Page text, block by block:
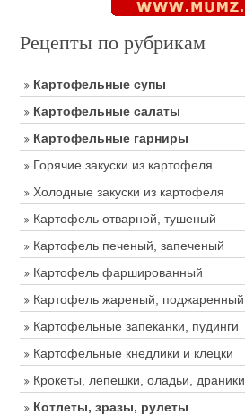
Рецепты по рубрикам
Картофельные супы
Картофельные салаты
Картофельные гарниры
Горячие закуски из картофеля
Холодные закуски из картофеля
Картофель отварной, тушеный
Картофель печеный, запеченый
Картофель фаршированный
Картофель жареный, поджаренный
Картофельные запеканки, пудинги
Картофельные кнедлики и клецки
Крокеты, лепешки, оладьи, драники
Котлеты, зразы, рулеты